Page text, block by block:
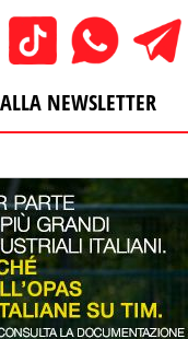
NEWSLETTER